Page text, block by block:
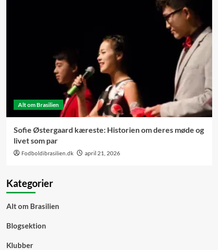
Alt om Brasilien
Sofie Østergaard kæreste: Historien om deres møde og
livet som par
Fodboldibrasilien.dk april 21, 2026
Kategorier
Alt om Brasilien
Blogsektion
Klubber